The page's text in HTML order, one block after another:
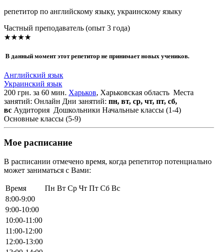
репетитор по английскому языку, украинскому языку
Частный преподаватель (опыт 3 года)
★★★★
В данный момент этот репетитор не принимает новых учеников.
Английский язык
Украинский язык
200 грн. за 60 мин. Харьков, Харьковская область Места
занятий: Онлайн Дни занятий: пн, вт, ср, чт, пт, сб,
вс Аудитория Дошкольники Начальные классы (1-4)
Основные классы (5-9)
Мое расписание
В расписании отмечено время, когда репетитор потенциально
может заниматься с Вами:
Время Пн Вт Ср Чт Пт Сб Вс
8:00-9:00
9:00-10:00
10:00-11:00
11:00-12:00
12:00-13:00